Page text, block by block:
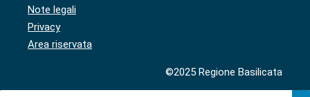
Note legali
Privacy
Area riservata
©2025 Regione Basilicata